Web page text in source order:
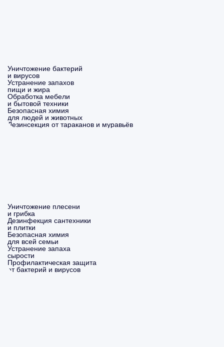
Уничтожение бактерий
и вирусов
Устранение запахов
пищи и жира
Обработка мебели
и бытовой техники
Безопасная химия
для людей и животных
Дезинсекция от тараканов и муравьёв
Уничтожение плесени
и грибка
Дезинфекция сантехники
и плитки
Безопасная химия
для всей семьи
Устранение запаха
сырости
Профилактическая защита
от бактерий и вирусов